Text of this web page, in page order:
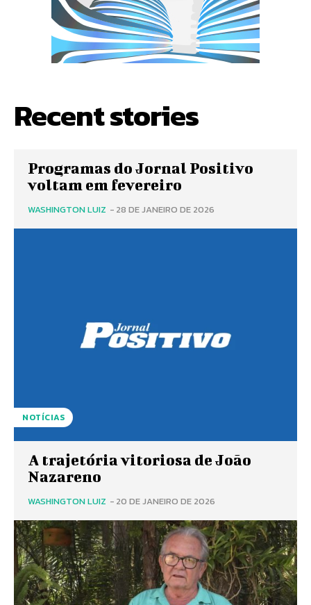
Recent stories
Programas do Jornal Positivo
voltam em fevereiro
WASHINGTON LUIZ - 28 DE JANEIRO DE 2026
NOTÍCIAS
A trajetória vitoriosa de João
Nazareno
WASHINGTON LUIZ - 20 DE JANEIRO DE 2026